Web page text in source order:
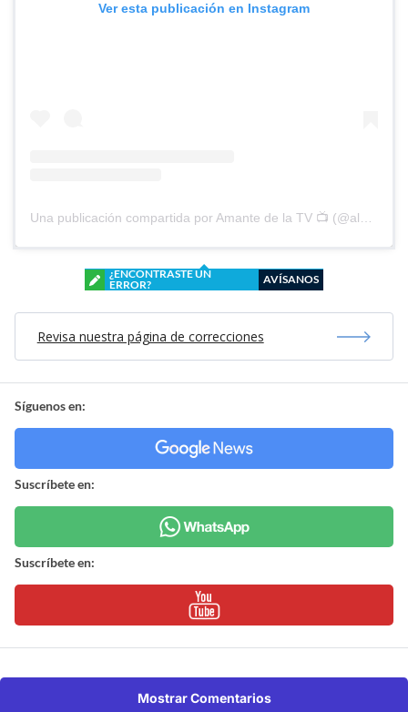
Ver esta publicación en Instagram
¿ENCONTRASTE UN
ERROR?
AVÍSANOS
Revisa nuestra página de correcciones
Síguenos en:
Suscríbete en:
Suscríbete en:
Mostrar Comentarios